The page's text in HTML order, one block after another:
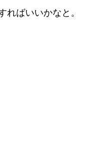
ればいいかなと。